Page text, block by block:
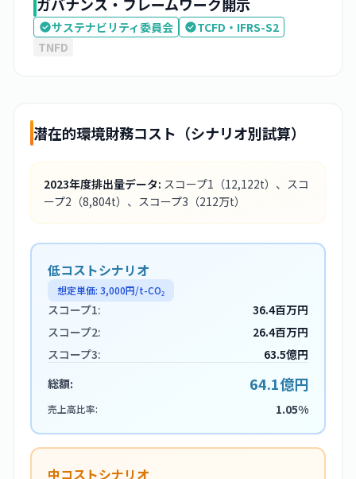
サステナビリティ委員会
TCFD・IFRS-S2
TNFD
潜在的環境財務コスト（シナリオ別試算）
2023年度排出量データ: スコープ1 （12,122t） 、スコ
ープ2 （8,804t） 、スコープ3 （212万t）
低コストシナリオ
想定単価: 3,000円/t-CO₂
スコープ1:
36.4百万円
スコープ2:
26.4百万円
スコープ3:
63.5億円
総額:
64.1億円
売上高比率: 1.05%
中コストシナリオ